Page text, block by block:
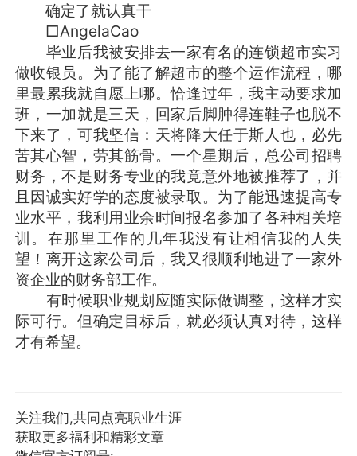
确定了就认真干
□AngelaCao
毕业后我被安排去一家有名的连锁超市实习
做收银员。为了能了解超市的整个运作流程，哪
里最累我就自愿上哪。恰逢过年，我主动要求加
班，一加就是三天，回家后脚肿得连鞋子也脱不
下来了，可我坚信：天将降大任于斯人也，必先
苦其心智，劳其筋骨。一个星期后，总公司招聘
财务，不是财务专业的我竟意外地被推荐了，并
且因诚实好学的态度被录取。为了能迅速提高专
业水平，我利用业余时间报名参加了各种相关培
训。在那里工作的几年我没有让相信我的人失
望！离开这家公司后，我又很顺利地进了一家外
资企业的财务部工作。
有时候职业规划应随实际做调整，这样才实
际可行。但确定目标后，就必须认真对待，这样
才有希望。
关注我们,共同点亮职业生涯
获取更多福利和精彩文章